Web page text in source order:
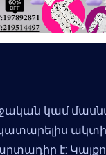
կամ
կատարելիս
է: